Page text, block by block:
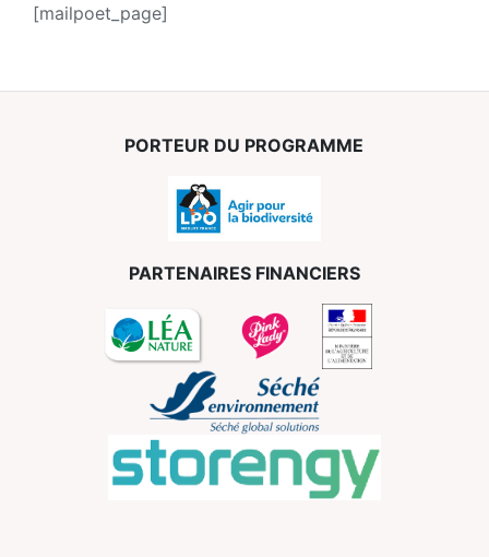
[mailpoet_page]
PORTEUR DU PROGRAMME
PARTENAIRES FINANCIERS